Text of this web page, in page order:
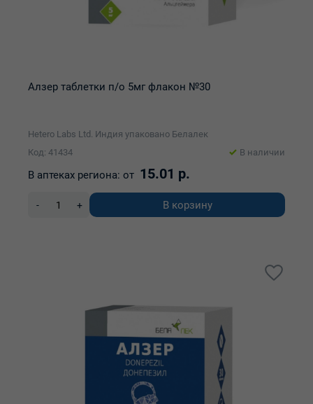
Алзер таблетки п/о 5мг флакон №30
Hetero Labs Ltd. Индия упаковано Белалек
Код: 41434
В наличии
В аптеках региона: от 15.01 р.
- + В корзину